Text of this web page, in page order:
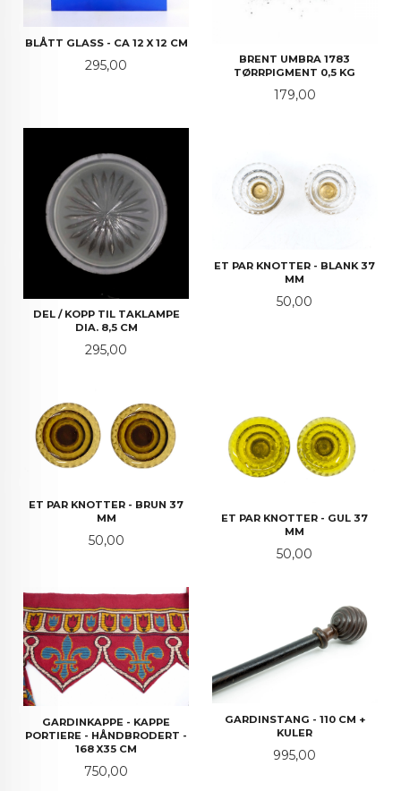
BLÅTT GLASS - CA 12 X 12 CM
Pris
295,00
BRENT UMBRA 1783
TØRRPIGMENT 0,5 KG
Pris
179,00
DEL / KOPP TIL TAKLAMPE
DIA. 8,5 CM
Pris
295,00
ET PAR KNOTTER - BLANK 37
MM
Pris
50,00
ET PAR KNOTTER - BRUN 37
MM
Pris
50,00
ET PAR KNOTTER - GUL 37
MM
Pris
50,00
GARDINKAPPE - KAPPE
PORTIERE - HÅNDBRODERT -
168 X35 CM
Pris
750,00
GARDINSTANG - 110 CM +
KULER
Pris
995,00